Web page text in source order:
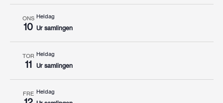
ONS
10
Heldag
Ur samlingen
TOR
11
Heldag
Ur samlingen
FRE Heldag